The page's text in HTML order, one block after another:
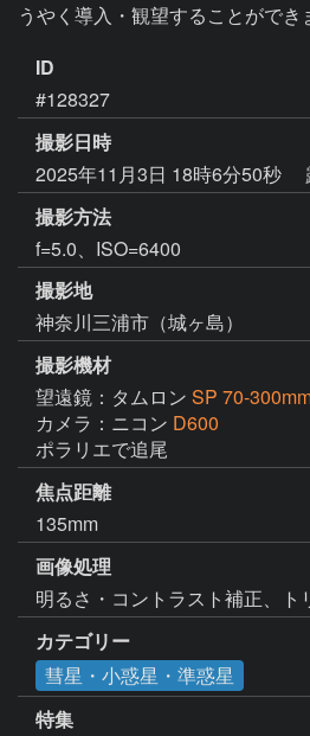
うやく導入・観望することができ
ID
#128327
撮影日時
2025年11月3日 18時6分50秒
撮影方法
f=5.0、ISO=6400
撮影地
神奈川三浦市（城ヶ島）
撮影機材
望遠鏡：タムロン SP 70-
カメラ：ニコン D600
ポラリエで追尾
焦点距離
135mm
画像処理
明るさ・コントラスト補正、ト
カテゴリー
彗星・小惑星・準惑星
特集